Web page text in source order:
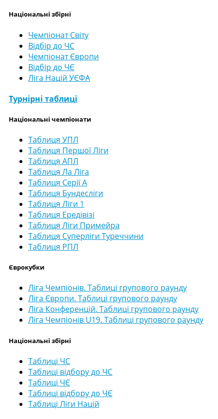
Національні збірні
Чемпіонат Світу
Відбір до ЧС
Чемпіонат Європи
Відбір до ЧЄ
Ліга Націй УЄФА
Турнірні таблиці
Національні чемпіонати
Таблиця УПЛ
Таблиця Першої Ліги
Таблиця АПЛ
Таблиця Ла Ліга
Таблиця Серії А
Таблиця Бундесліги
Таблиця Ліги 1
Таблиця Ередівізі
Таблиця Ліги Примейра
Таблиця Суперліги Туреччини
Таблиця РПЛ
Єврокубки
Ліга Чемпіонів. Таблиці групового раунду
Ліга Європи. Таблиці групового раунду
Ліга Конференцій. Таблиці групового раунду
Ліга Чемпіонів U19. Таблиці групового раунду
Національні збірні
Таблиці ЧС
Таблиці відбору до ЧС
Таблиці ЧЄ
Таблиці відбору до ЧЄ
Таблиці Ліги Націй